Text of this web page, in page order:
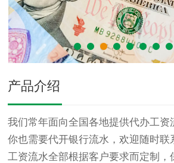
产品介绍
我们常年面向全国各地提供代办工资
你也需要代开银行流水，欢迎随时联
工资流水全部根据客户要求而定制，